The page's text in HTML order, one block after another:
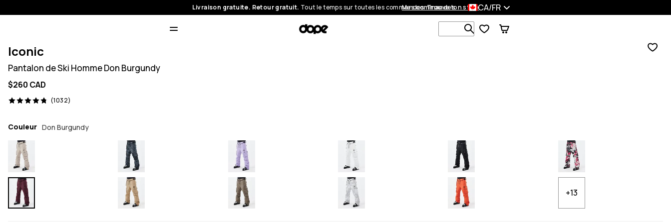
Livraison gratuite. Retour gratuit. Tout le temps sur toutes les commandes.Trouve ton style
Mes commandes CA/FR
Recherche parmi 1 000+ produits
Iconic
Pantalon de Ski Homme Don Burgundy
$260 CAD
(1032)
1032 avis, 4.8/5
Couleur Don Burgundy
+13